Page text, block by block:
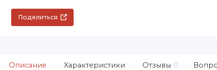
Поделиться
Описание Характеристики Отзывы 0